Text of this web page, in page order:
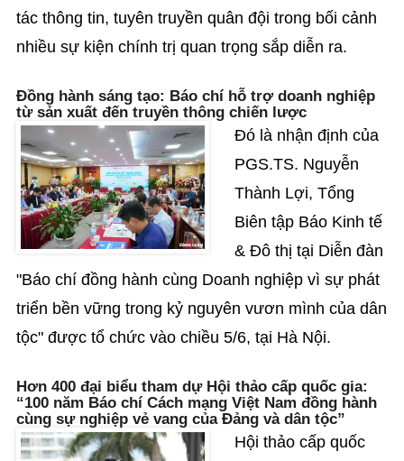
tác thông tin, tuyên truyền quân đội trong bối cảnh
nhiều sự kiện chính trị quan trọng sắp diễn ra.
Đồng hành sáng tạo: Báo chí hỗ trợ doanh nghiệp
từ sản xuất đến truyền thông chiến lược
Đó là nhận định của
PGS.TS. Nguyễn
Thành Lợi, Tổng
Biên tập Báo Kinh tế
& Đô thị tại Diễn đàn
"Báo chí đồng hành cùng Doanh nghiệp vì sự phát
triển bền vững trong kỷ nguyên vươn mình của dân
tộc" được tổ chức vào chiều 5/6, tại Hà Nội.
Hơn 400 đại biểu tham dự Hội thảo cấp quốc gia:
“100 năm Báo chí Cách mạng Việt Nam đồng hành
cùng sự nghiệp vẻ vang của Đảng và dân tộc”
Hội thảo cấp quốc